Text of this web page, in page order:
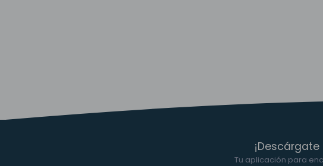
¡Descárgate
Tu aplicación para